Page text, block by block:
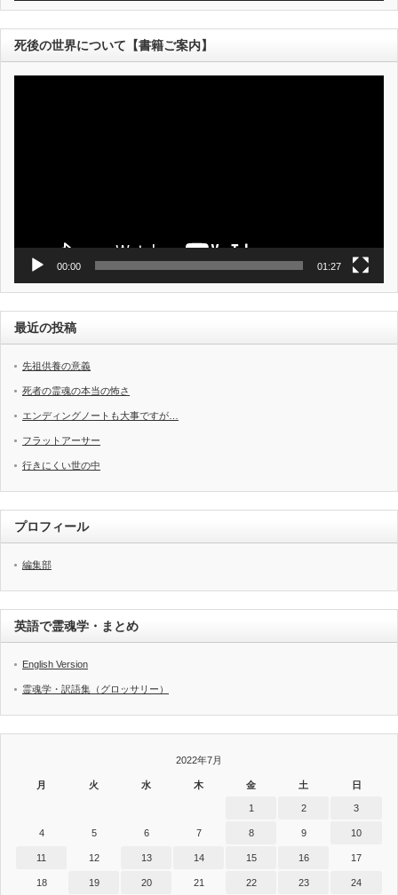
死後の世界について【書籍ご案内】
00:00 01:27
最近の投稿
先祖供養の意義
死者の霊魂の本当の怖さ
エンディングノートも大事ですが…
フラットアーサー
行きにくい世の中
プロフィール
編集部
英語で霊魂学・まとめ
English Version
霊魂学・訳語集（グロッサリー）
2022年7月
月 火 水 木 金 土 日
1 2 3
4 5 6 7 8 9 10
11 12 13 14 15 16 17
18 19 20 21 22 23 24